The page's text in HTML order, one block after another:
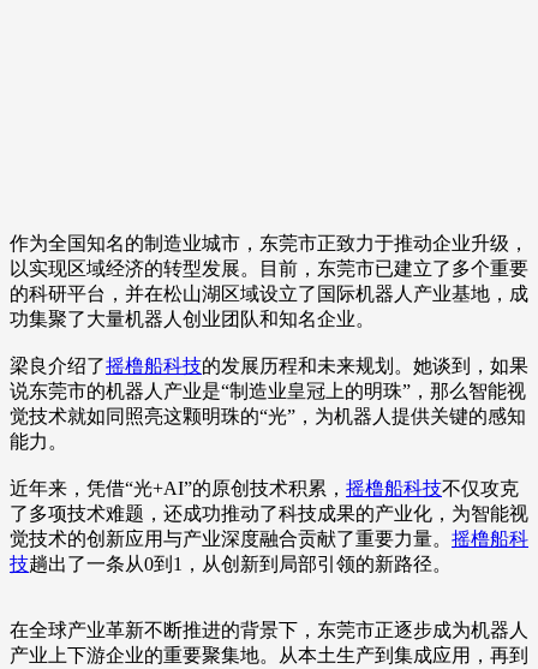
作为全国知名的制造业城市，东莞市正致力于推动企业升级，
以实现区域经济的转型发展。目前，东莞市已建立了多个重要
的科研平台，并在松山湖区域设立了国际机器人产业基地，成
功集聚了大量机器人创业团队和知名企业。
梁良介绍了摇橹船科技的发展历程和未来规划。她谈到，如果
说东莞市的机器人产业是“制造业皇冠上的明珠”，那么智能视
觉技术就如同照亮这颗明珠的“光”，为机器人提供关键的感知
能力。
近年来，凭借“光+AI”的原创技术积累， 摇橹船科技不仅攻克
了多项技术难题，还成功推动了科技成果的产业化，为智能视
觉技术的创新应用与产业深度融合贡献了重要力量。 摇橹船科
技趟出了一条从0到1，从创新到局部引领的新路径。
在全球产业革新不断推进的背景下，东莞市正逐步成为机器人
产业上下游企业的重要聚集地。从本土生产到集成应用，再到